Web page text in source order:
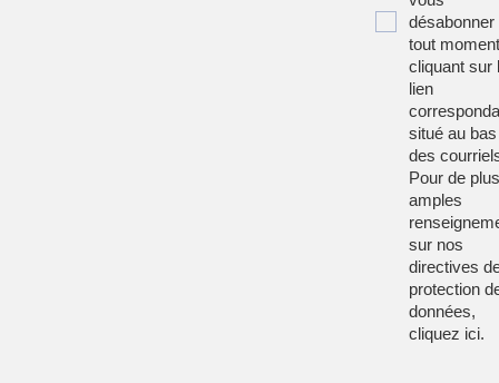
désabonner
tout
cliquant sur
lien
situé au bas
des
Pour de plus
amples
sur nos
directives
protection
données,
cliquez ici.